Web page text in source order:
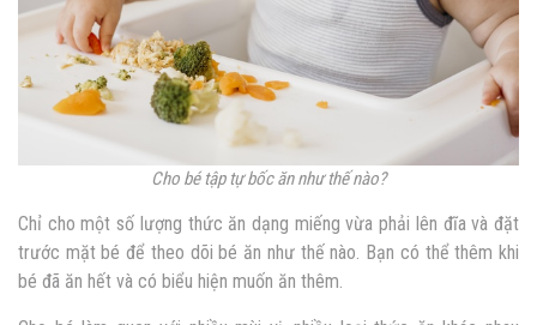
Cho bé tập tự bốc ăn như thế nào?
Chỉ cho một số lượng thức ăn dạng miếng vừa phải lên đĩa và đặt
trước mặt bé để theo dõi bé ăn như thế nào. Bạn có thể thêm khi
bé đã ăn hết và có biểu hiện muốn ăn thêm.